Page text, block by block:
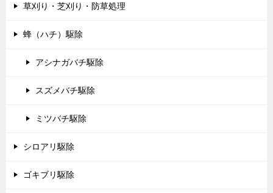
草刈り・芝刈り・防草処理
蜂（ハチ）駆除
アシナガバチ駆除
スズメバチ駆除
ミツバチ駆除
シロアリ駆除
ゴキブリ駆除